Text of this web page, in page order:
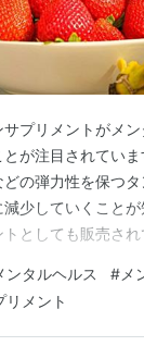
プリメントがメ
が注目されてい
の弾力性を保つ
少していくこと
としても販売され
ルヘルスに良いと
トレス軽減効果 エ
コルチゾールの
ンタルヘルス # メ
リメント